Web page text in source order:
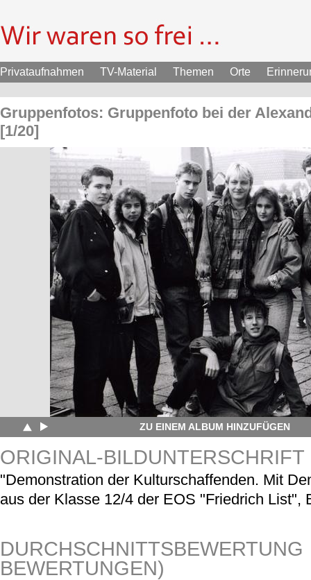
Privataufnahmen TV-Material Themen Orte
Gruppenfotos: Gruppenfoto bei der
[1/20]
ZU EINEM ALBUM HINZUFÜGEN
ORIGINAL-BILDUNTERSCHRIFT
"Demonstration der Kulturschaffenden. Mit
aus der Klasse 12/4 der EOS "Friedrich List",
DURCHSCHNITTSBEWERTUNG
BEWERTUNGEN)